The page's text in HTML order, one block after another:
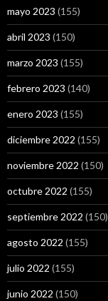
mayo 2023 (155)
abril 2023 (150)
marzo 2023 (155)
febrero 2023 (140)
enero 2023 (155)
diciembre 2022 (155)
noviembre 2022 (150)
octubre 2022 (155)
septiembre 2022 (150)
agosto 2022 (155)
julio 2022 (155)
junio 2022 (150)